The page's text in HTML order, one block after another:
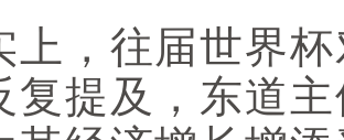
上，往届世界
复提及，东道